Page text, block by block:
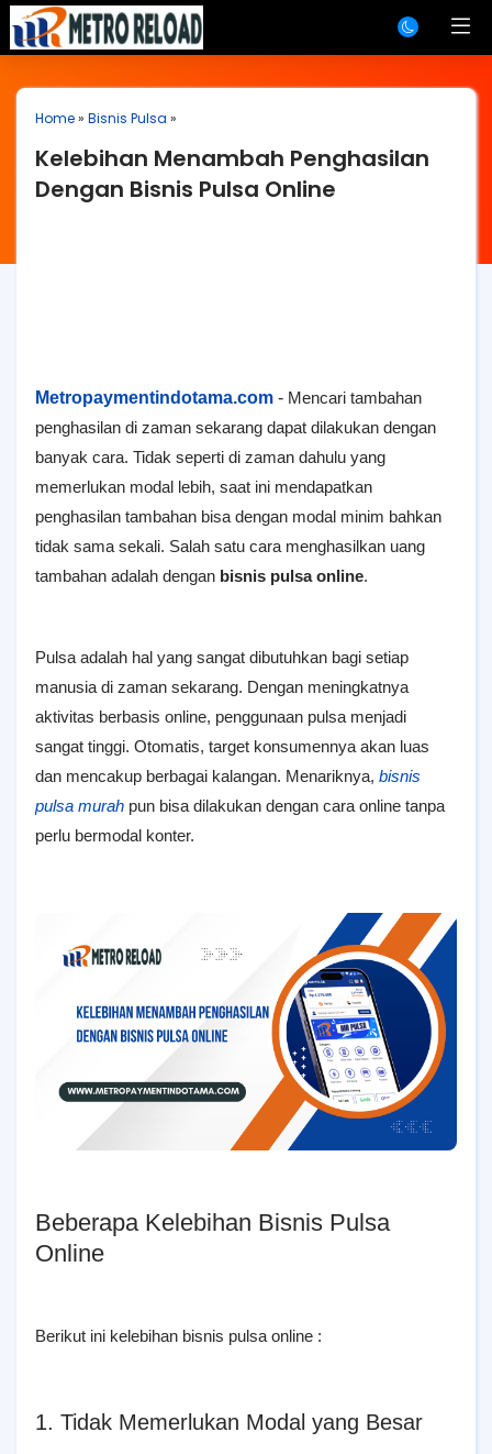
Home» Bisnis Pulsa »
Kelebihan Menambah Penghasilan
Dengan Bisnis Pulsa Online
Metropaymentindotama.com - Mencari tambahan
penghasilan di zaman sekarang dapat dilakukan dengan
banyak cara. Tidak seperti di zaman dahulu yang
memerlukan modal lebih, saat ini mendapatkan
penghasilan tambahan bisa dengan modal minim bahkan
tidak sama sekali. Salah satu cara menghasilkan uang
tambahan adalah dengan bisnis pulsa online.
Pulsa adalah hal yang sangat dibutuhkan bagi setiap
manusia di zaman sekarang. Dengan meningkatnya
aktivitas berbasis online, penggunaan pulsa menjadi
sangat tinggi. Otomatis, target konsumennya akan luas
dan mencakup berbagai kalangan. Menariknya, bisnis
pulsa murah pun bisa dilakukan dengan cara online tanpa
perlu bermodal konter.
Beberapa Kelebihan Bisnis Pulsa
Online
Berikut ini kelebihan bisnis pulsa online :
1. Tidak Memerlukan Modal yang Besar